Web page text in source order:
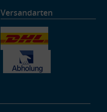
Versandarten